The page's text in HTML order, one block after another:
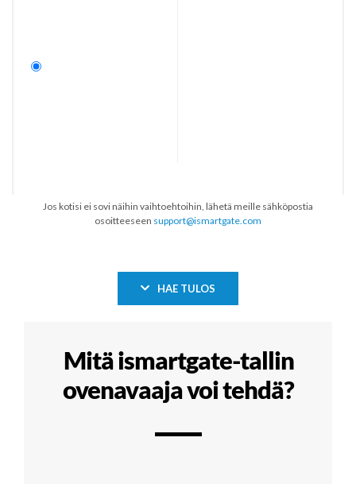
Jos kotisi ei sovi näihin vaihtoehtoihin, lähetä meille sähköpostia
osoitteeseen support@ismartgate.com
HAE TULOS
Mitä ismartgate-tallin
ovenavaaja voi tehdä?